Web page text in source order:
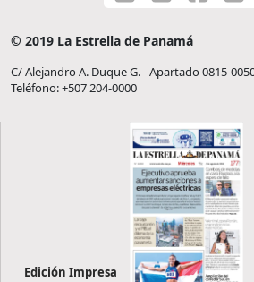
© 2019 La Estrella de Panamá
C/ Alejandro A. Duque G. - Apartado 0815-
Teléfono: +507 204-0000
Edición Impresa